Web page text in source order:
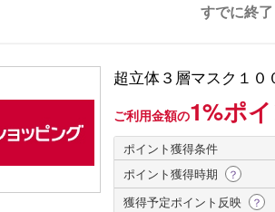
すでに終
超立体３層マスク１０
ご利用金額の1%ポ
ポイント獲得条件
ポイント獲得時期
？
獲得予定ポイント反映
？